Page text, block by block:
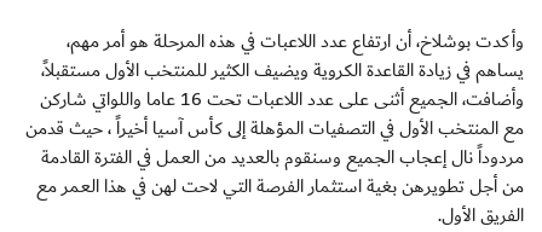
وأكدت بوشلاخ، أن ارتفاع عدد اللاعبات في هذه المرحلة هو أمر مهم،
يساهم في زيادة القاعدة الكروية ويضيف الكثير للمنتخب الأول مستقبلاً،
وأضافت، الجميع أثنى على عدد اللاعبات تحت 16 عاما واللواتي شاركن
مع المنتخب الأول في التصفيات المؤهلة إلى كأس آسيا أخيراً ، حيث قدمن
مردوداً نال إعجاب الجميع وسنقوم بالعديد من العمل في الفترة القادمة
من أجل تطويرهن بغية استثمار الفرصة التي لاحت لهن في هذا العمر مع
الفريق الأول.